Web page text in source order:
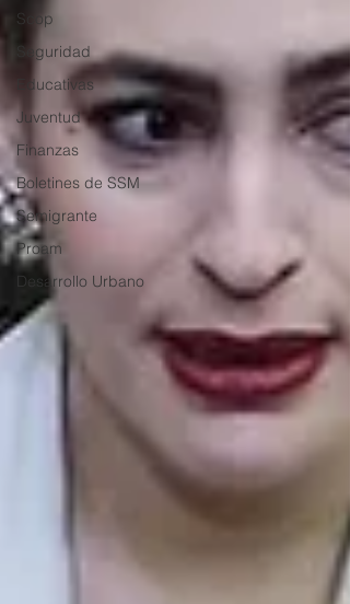
Scop
Seguridad
Educativas
Juventud
Finanzas
Boletines de SSM
Semigrante
Proam
Desarrollo Urbano